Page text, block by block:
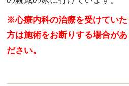
※心療内科の治療を受けてい
方は施術をお断りする場合が
ださい。